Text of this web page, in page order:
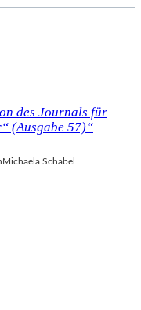
des Journals für
(Ausgabe 57)“
Michaela Schabel